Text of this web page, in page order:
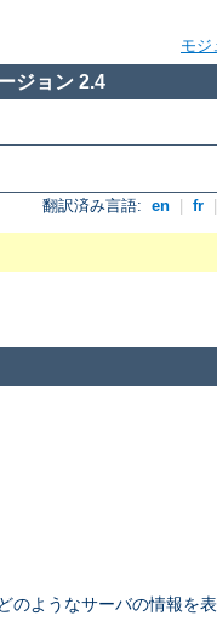
モジ
ジョン 2.4
翻訳済み言語: en fr
のようなサーバの情報を